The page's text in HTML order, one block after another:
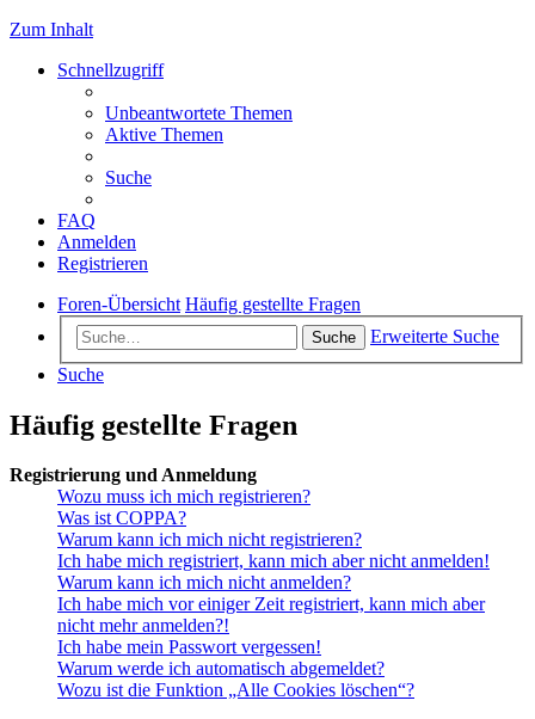
Zum Inhalt
Schnellzugriff
Unbeantwortete Themen
Aktive Themen
Suche
FAQ
Anmelden
Registrieren
Foren-Übersicht Häufig gestellte Fragen
Suche
Erweiterte Suche
Suche
Häufig gestellte Fragen
Registrierung und Anmeldung
Wozu muss ich mich registrieren?
Was ist COPPA?
Warum kann ich mich nicht registrieren?
Ich habe mich registriert, kann mich aber nicht anmelden!
Warum kann ich mich nicht anmelden?
Ich habe mich vor einiger Zeit registriert, kann mich aber
nicht mehr anmelden?!
Ich habe mein Passwort vergessen!
Warum werde ich automatisch abgemeldet?
Wozu ist die Funktion „Alle Cookies löschen“?